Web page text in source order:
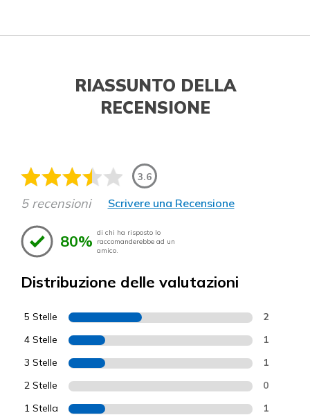
RIASSUNTO DELLA
RECENSIONE
3.6
5 recensioni Scrivere una Recensione
80% di chi ha risposto lo
raccomanderebbe ad un
amico.
Distribuzione delle valutazioni
5 Stelle 2
4 Stelle 1
3 Stelle 1
2 Stelle 0
1 Stella 1